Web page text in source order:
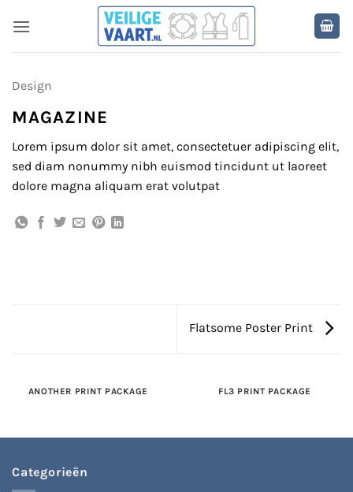
naar
inhoud
Design
MAGAZINE
Lorem ipsum dolor sit amet, consectetuer adipiscing elit,
sed diam nonummy nibh euismod tincidunt ut laoreet
dolore magna aliquam erat volutpat
Flatsome Poster Print
ANOTHER PRINT PACKAGE FL3 PRINT PACKAGE
Categorieën